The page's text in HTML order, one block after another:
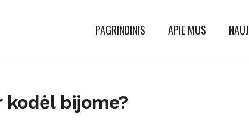
PAGRINDINIS APIE MUS
bijome?